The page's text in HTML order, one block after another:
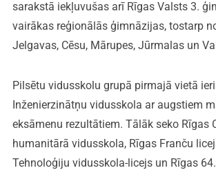
sarakstā iekļuvušas arī Rīgas Valsts 3.
vairākas reģionālās ģimnāzijas, tostarp
Jelgavas, Cēsu, Mārupes, Jūrmalas un
Pilsētu vidusskolu grupā pirmajā vietā
Inženierzinātņu vidusskola ar augstiem
eksāmenu rezultātiem. Tālāk seko Rīgas
humanitārā vidusskola, Rīgas Franču
Tehnoloģiju vidusskola-licejs un Rīgas